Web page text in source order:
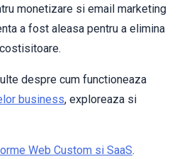
monetizare si email marketing
a fost aleasa pentru a elimina
despre cum functioneaza
business, exploreaza si
Web Custom si SaaS.